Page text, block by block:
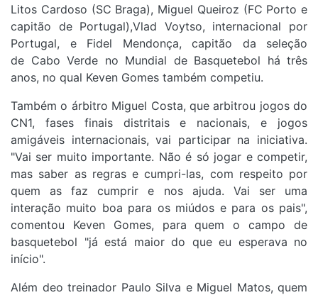
Litos Cardoso (SC Braga), Miguel Queiroz (FC Porto e
capitão de Portugal),Vlad Voytso, internacional por
Portugal, e Fidel Mendonça, capitão da seleção
de Cabo Verde no Mundial de Basquetebol há três
anos, no qual Keven Gomes também competiu.
Também o árbitro Miguel Costa, que arbitrou jogos do
CN1, fases finais distritais e nacionais, e jogos
amigáveis internacionais, vai participar na iniciativa.
"Vai ser muito importante. Não é só jogar e competir,
mas saber as regras e cumpri-las, com respeito por
quem as faz cumprir e nos ajuda. Vai ser uma
interação muito boa para os miúdos e para os pais",
comentou Keven Gomes, para quem o campo de
basquetebol "já está maior do que eu esperava no
início".
Além deo treinador Paulo Silva e Miguel Matos, quem